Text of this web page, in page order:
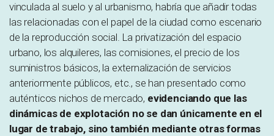
vinculada al suelo y al urbanismo, habría que añadir todas
las relacionadas con el papel de la ciudad como escenario
de la reproducción social. La privatización del espacio
urbano, los alquileres, las comisiones, el precio de los
suministros básicos, la externalización de servicios
anteriormente públicos, etc., se han presentado como
auténticos nichos de mercado, evidenciando que las
dinámicas de explotación no se dan únicamente en el
lugar de trabajo, sino también mediante otras formas